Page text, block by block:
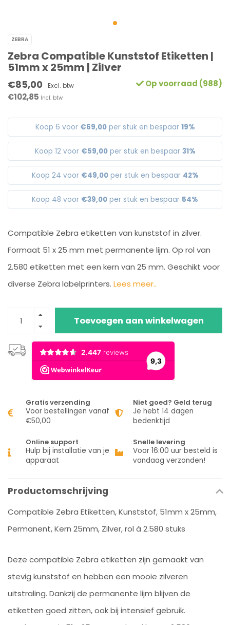
ZEBRA
Zebra Compatible Kunststof Etiketten |
51mm x 25mm | Zilver
€85,00 Excl. btw
€102,85 Incl. btw
Op voorraad (988)
Koop 6 voor €69,00per stuk en bespaar 19%
Koop 12 voor €59,00per stuk en bespaar 31%
Koop 24 voor €49,00per stuk en bespaar 42%
Koop 48 voor €39,00 per stuk en bespaar 54%
Compatible Zebra etiketten van kunststof in zilver.
Formaat 51 x 25 mm met permanente lijm. Op rol van
2.580 etiketten met een kern van 25 mm. Geschikt voor
diverse Zebra labelprinters. Lees meer..
Toevoegen aan winkelwagen
Gratis verzending
Voor bestellingen vanaf
€50,00
Niet goed? Geld terug
Je hebt 14 dagen
bedenktijd
Online support
Hulp bij installatie van je
apparaat
Snelle levering
Voor 16:00 uur besteld is
vandaag verzonden!
Productomschrijving
Compatible Zebra Etiketten, Kunststof, 51mm x 25mm,
Permanent, Kern 25mm, Zilver, rol à 2.580 stuks
Deze compatible Zebra etiketten zijn gemaakt van
stevig kunststof en hebben een mooie zilveren
uitstraling. Dankzij de permanente lijm blijven de
etiketten goed zitten, ook bij intensief gebruik.